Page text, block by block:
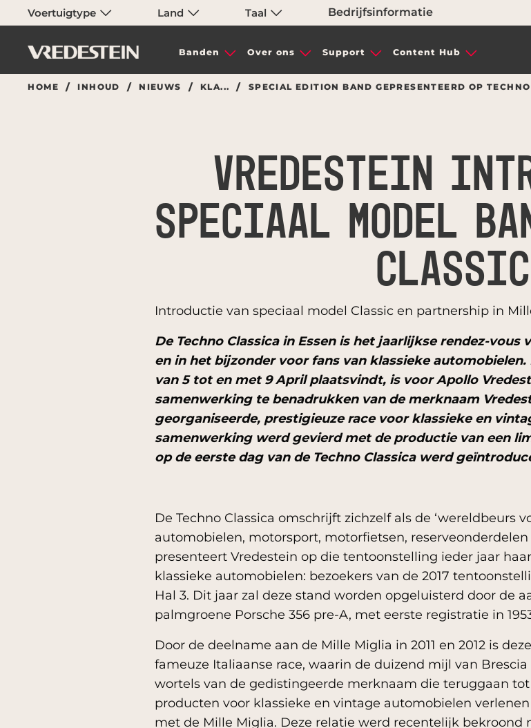
Voertuigtype Land Taal Bedrijfsinformatie
Banden Over ons Support Content Hub
HOME INHOUD NIEUWS KLA... SPECIAL EDITION BAND GEPRESENTEERD OP
VREDESTEIN
SPECIAAL MODEL
Introductie van speciaal model Classic en partnership in
De Techno Classica in Essen is het jaarlijkse rendez-
en in het bijzonder voor fans van klassieke automobielen.
van 5 tot en met 9 April plaatsvindt, is voor Apollo
samenwerking te benadrukken van de merknaam
georganiseerde, prestigieuze race voor klassieke en
samenwerking werd gevierd met de productie van een
op de eerste dag van de Techno Classica werd
De Techno Classica omschrijft zichzelf als de ‘wereldbeurs
automobielen, motorsport, motorfietsen, reserveonderdelen
presenteert Vredestein op die tentoonstelling ieder jaar
klassieke automobielen: bezoekers van de 2017
Hal 3. Dit jaar zal deze stand worden opgeluisterd door de
palmgroene Porsche 356 pre-A, met eerste registratie in
Door de deelname aan de Mille Miglia in 2011 en 2012 is
fameuze Italiaanse race, waarin de duizend mijl van
wortels van de gedistingeerde merknaam die teruggaan
producten voor klassieke en vintage automobielen
met de Mille Miglia. Deze relatie werd recentelijk bekroond